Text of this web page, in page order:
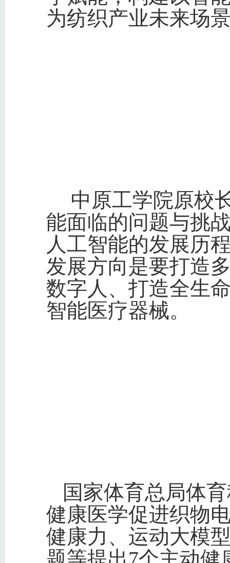
为纺织产业未来场
中原工学院原校
能面临的问题与挑
人工智能的发展历
发展方向是要打造
数字人、打造全生
智能医疗器械。
国家体育总局体
健康医学促进织物
健康力、运动大模